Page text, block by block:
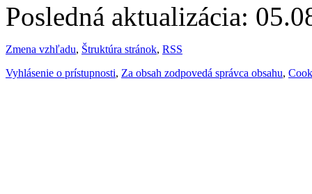
Posledná aktualizácia:
Zmena vzhľadu, Štruktúra stránok, RSS
Vyhlásenie o prístupnosti, Za obsah zodpovedá správca obsahu,